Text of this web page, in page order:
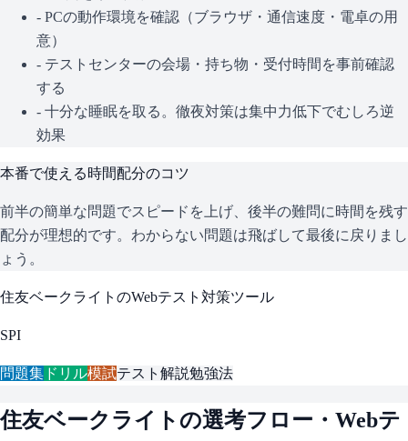
- PCの動作環境を確認（ブラウザ・通信速度・電卓の用
意）
- テストセンターの会場・持ち物・受付時間を事前確認
する
- 十分な睡眠を取る。徹夜対策は集中力低下でむしろ逆
効果
本番で使える時間配分のコツ
前半の簡単な問題でスピードを上げ、後半の難問に時間を残す
配分が理想的です。わからない問題は飛ばして最後に戻りまし
ょう。
住友ベークライト のWebテスト対策ツール
SPI
問題集 ドリル模試テスト解説勉強法
住友ベークライト の選考フロー・Webテ